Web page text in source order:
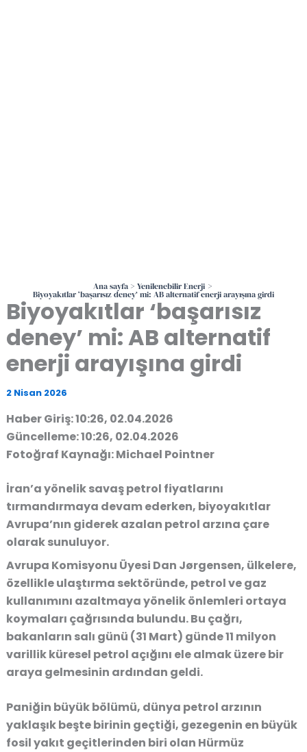
Ana sayfa Yenilenebilir Enerji
Biyoyakıtlar ‘başarısız deney’ mi: AB alternatif enerji arayışına girdi
Biyoyakıtlar ‘başarısız
deney’ mi: AB alternatif
enerji arayışına girdi
2 Nisan 2026
Haber Giriş: 10:26, 02.04.2026
Güncelleme: 10:26, 02.04.2026
Fotoğraf Kaynağı: Michael Pointner
İran’a yönelik savaş petrol fiyatlarını
tırmandırmaya devam ederken, biyoyakıtlar
Avrupa’nın giderek azalan petrol arzına çare
olarak sunuluyor.
Avrupa Komisyonu Üyesi Dan Jørgensen, ülkelere,
özellikle ulaştırma sektöründe, petrol ve gaz
kullanımını azaltmaya yönelik önlemleri ortaya
koymaları çağrısında bulundu. Bu çağrı,
bakanların salı günü (31 Mart) günde 11 milyon
varillik küresel petrol açığını ele almak üzere bir
araya gelmesinin ardından geldi.
Paniğin büyük bölümü, dünya petrol arzının
yaklaşık beşte birinin geçtiği, gezegenin en büyük
fosil yakıt geçitlerinden biri olan Hürmüz